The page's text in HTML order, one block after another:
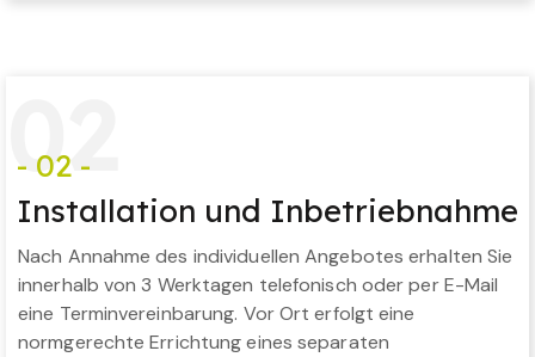
02
- 02 -
Installation und Inbetriebnahme
Nach Annahme des individuellen Angebotes erhalten Sie
innerhalb von 3 Werktagen telefonisch oder per E-Mail
eine Terminvereinbarung. Vor Ort erfolgt eine
normgerechte Errichtung eines separaten